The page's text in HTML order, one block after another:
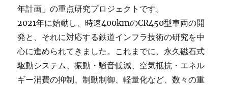
年計画」の重点研究プロジェクトです。
2021年に始動し、時速400kmのCR450型車両の開
発と、それに対応する鉄道インフラ技術の研究を中
心に進められてきました。これまでに、永久磁石式
駆動システム、振動・騒音低減、空気抵抗・エネル
ギー消費の抑制、制動制御、軽量化など、数々の重